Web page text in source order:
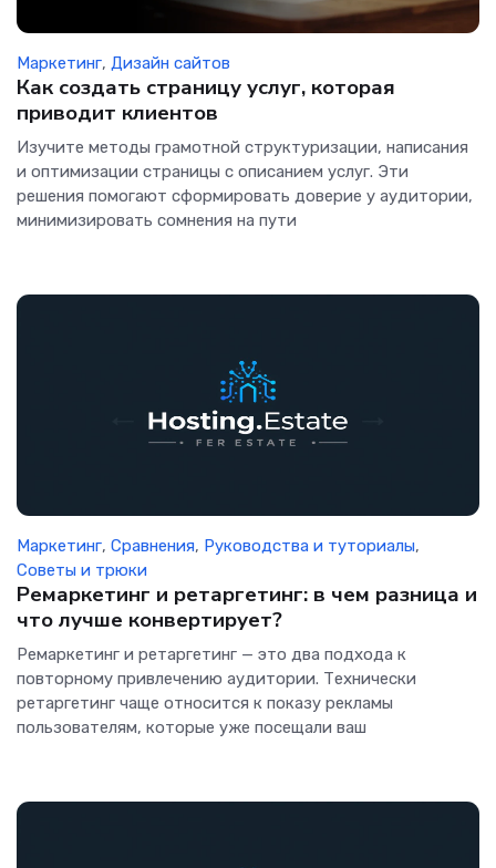
Маркетинг, Дизайн сайтов
Как создать страницу услуг, которая
приводит клиентов
Изучите методы грамотной структуризации, написания
и оптимизации страницы с описанием услуг. Эти
решения помогают сформировать доверие у аудитории,
минимизировать сомнения на пути
Маркетинг, Сравнения, Руководства и туториалы,
Советы и трюки
Ремаркетинг и ретаргетинг: в чем разница и
что лучше конвертирует?
Ремаркетинг и ретаргетинг — это два подхода к
повторному привлечению аудитории. Технически
ретаргетинг чаще относится к показу рекламы
пользователям, которые уже посещали ваш